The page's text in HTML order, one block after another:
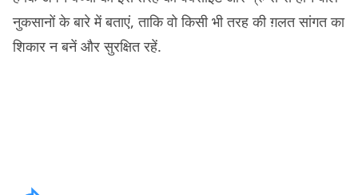
नुकसानों के बारे में बताएं, ताकि वो किसी भी तरह की ग़लत सांगत का
शिकार न बनें और सुरक्षित रहें.